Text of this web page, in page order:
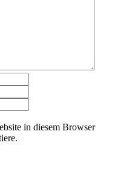
in diesem Browser